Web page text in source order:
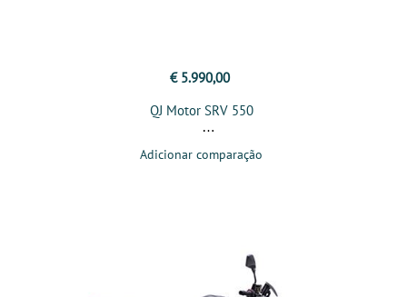
€ 5.990,00
QJ Motor SRV 550
Adicionar comparação